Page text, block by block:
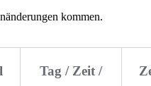
kommen.
Tag / Zeit /